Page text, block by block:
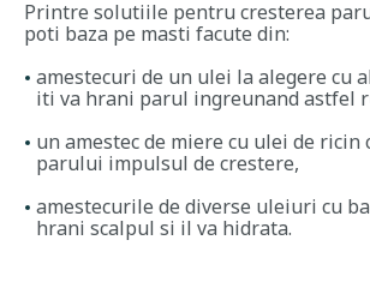
Printre solutiile pentru cresterea
poti baza pe masti facute din:
amestecuri de un ulei la alegere cu
iti va hrani parul ingreunand astfel
un amestec de miere cu ulei de ricin
parului impulsul de crestere,
amestecurile de diverse uleiuri cu
hrani scalpul si il va hidrata.